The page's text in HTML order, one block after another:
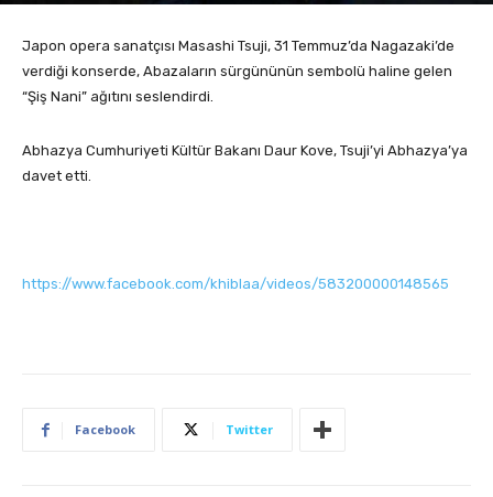
Japon opera sanatçısı Masashi Tsuji, 31 Temmuz’da Nagazaki’de
verdiği konserde, Abazaların sürgününün sembolü haline gelen
“Şiş Nani” ağıtını seslendirdi.
Abhazya Cumhuriyeti Kültür Bakanı Daur Kove, Tsuji’yi Abhazya’ya
davet etti.
https://www.facebook.com/khiblaa/videos/583200000148565
Facebook Twitter